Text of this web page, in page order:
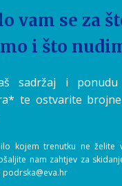
za filtriranje vode
koji će čistu i
vaše svakodnevice.
vam se za
i što
sadržaj i ponudu
te ostvarite
kojem trenutku ne želite
nam zahtjev za
podrska@eva.hr